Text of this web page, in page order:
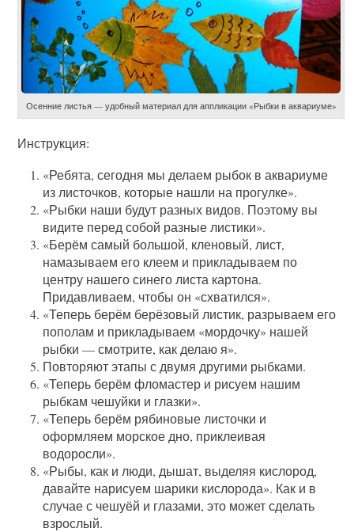
Осенние листья — удобный материал для аппликации «Рыбки в аквариуме»
Инструкция:
«Ребята, сегодня мы делаем рыбок в аквариуме
из листочков, которые нашли на прогулке».
«Рыбки наши будут разных видов. Поэтому вы
видите перед собой разные листики».
«Берём самый большой, кленовый, лист,
намазываем его клеем и прикладываем по
центру нашего синего листа картона.
Придавливаем, чтобы он «схватился».
«Теперь берём берёзовый листик, разрываем его
пополам и прикладываем «мордочку» нашей
рыбки — смотрите, как делаю я».
Повторяют этапы с двумя другими рыбками.
«Теперь берём фломастер и рисуем нашим
рыбкам чешуйки и глазки».
«Теперь берём рябиновые листочки и
оформляем морское дно, приклеивая
водоросли».
«Рыбы, как и люди, дышат, выделяя кислород,
давайте нарисуем шарики кислорода». Как и в
случае с чешуёй и глазами, это может сделать
взрослый.